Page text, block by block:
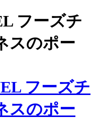
フーズチ
スのポー